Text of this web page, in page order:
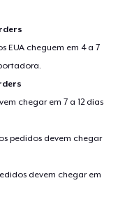
EUA cheguem em 4 a 7
chegar em 7 a 12 dias
pedidos devem chegar
devem chegar em